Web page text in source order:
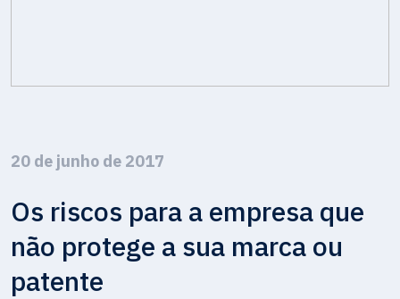
20 de junho de 2017
Os riscos para a empresa que
não protege a sua marca ou
patente